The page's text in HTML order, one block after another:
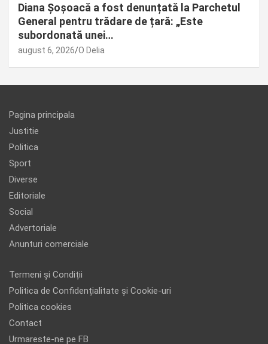
Diana Șoșoacă a fost denunțată la Parchetul
General pentru trădare de țară: „Este
subordonată unei…
august 6, 2026 O Delia
Pagina principala
Justitie
Politica
Sport
Diverse
Editoriale
Social
Advertoriale
Anunturi comerciale
Termeni și Condiții
Politica de Confidențialitate și Cookie-uri
Politica cookies
Contact
Urmareste-ne pe FB